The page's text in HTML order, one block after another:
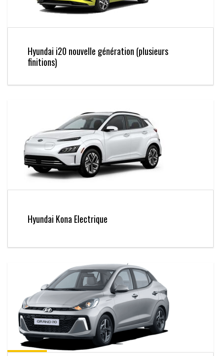
Hyundai i20 nouvelle génération (plusieurs
finitions)
Hyundai Kona Electrique